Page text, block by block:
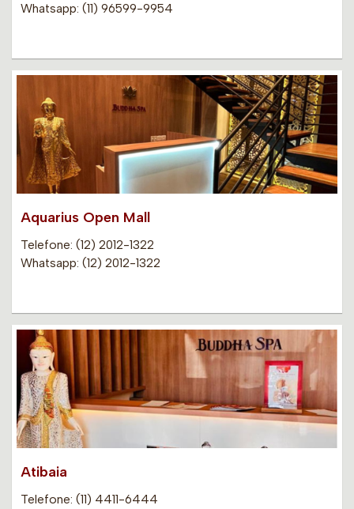
Whatsapp: (11) 96599-9954
Aquarius Open Mall
Telefone: (12) 2012-1322
Whatsapp: (12) 2012-1322
Atibaia
Telefone: (11) 4411-6444